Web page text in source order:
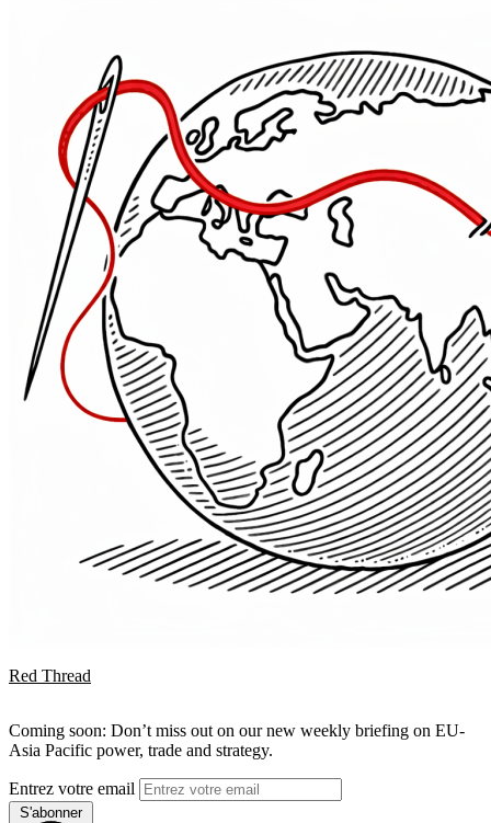
Red Thread
Coming soon: Don’t miss out on our new weekly briefing on EU-
Asia Pacific power, trade and strategy.
Entrez votre email
S'abonner